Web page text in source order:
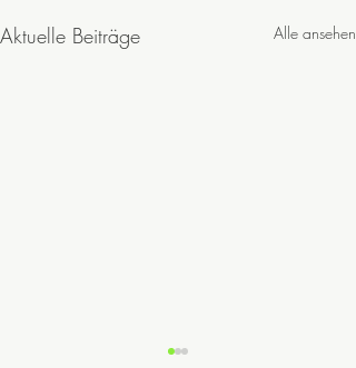
Aktuelle Beiträge Alle ansehen